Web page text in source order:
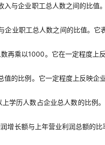
入与企业职工总人数之间的比
业职工总人数之间的比值。
再乘以1000。它在一定程度
的比例。它一定程度上反映企
学历人数占企业总人数的比
增长额与上年营业利润总额的